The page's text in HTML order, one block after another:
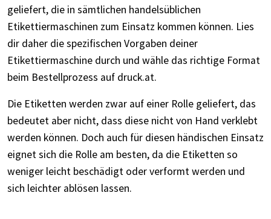
geliefert, die in sämtlichen handelsüblichen
Etikettiermaschinen zum Einsatz kommen können. Lies
dir daher die spezifischen Vorgaben deiner
Etikettiermaschine durch und wähle das richtige Format
beim Bestellprozess auf druck.at.
Die Etiketten werden zwar auf einer Rolle geliefert, das
bedeutet aber nicht, dass diese nicht von Hand verklebt
werden können. Doch auch für diesen händischen Einsatz
eignet sich die Rolle am besten, da die Etiketten so
weniger leicht beschädigt oder verformt werden und
sich leichter ablösen lassen.